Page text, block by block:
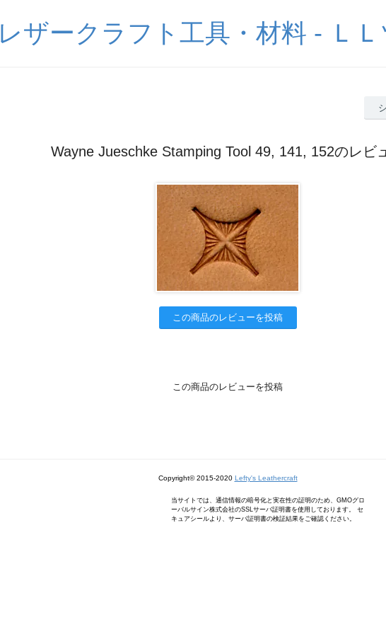
レザークラフト工具・材料 - Ｌ
Wayne Jueschke Stamping Tool 49, 141, 152のレビ
この商品のレビューを投稿
この商品のレビューを投稿
Copyright© 2015-2020 Lefty's Leathercraft
当サイトでは、通信情報の暗号化と実在性の証明のため、GMOグロ
ーバルサイン株式会社のSSLサーバ証明書を使用しております。 セ
キュアシールより、サーバ証明書の検証結果をご確認ください。